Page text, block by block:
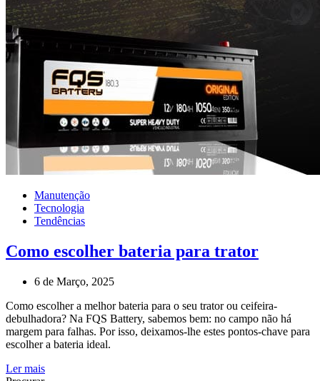
Manutenção
Tecnologia
Tendências
Como escolher bateria para trator
6 de Março, 2025
Como escolher a melhor bateria para o seu trator ou ceifeira-
debulhadora? Na FQS Battery, sabemos bem: no campo não há
margem para falhas. Por isso, deixamos-lhe estes pontos-chave para
escolher a bateria ideal.
Ler mais